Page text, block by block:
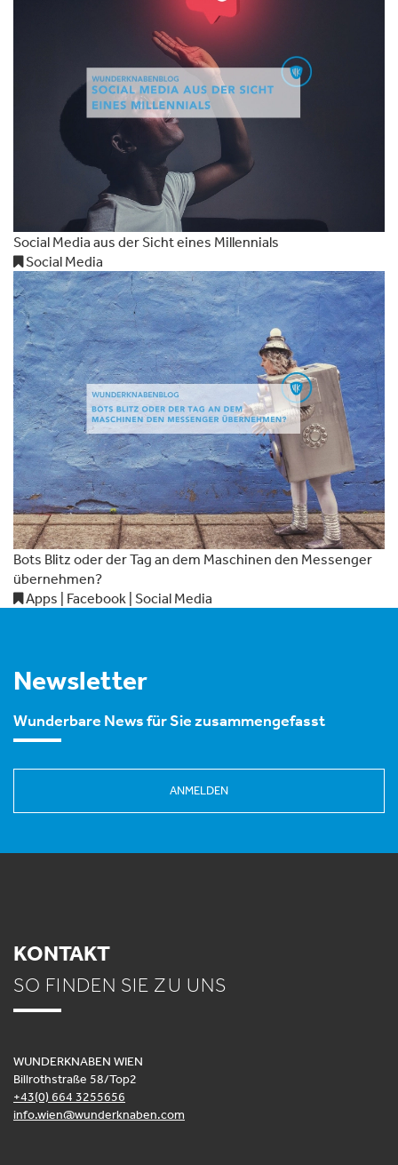
Social Media aus der Sicht eines Millennials
Social Media
Bots Blitz oder der Tag an dem Maschinen den Messenger
übernehmen?
Apps | Facebook | Social Media
Newsletter
Wunderbare News für Sie zusammengefasst
ANMELDEN
KONTAKT
SO FINDEN SIE ZU UNS
WUNDERKNABEN WIEN
Billrothstraße 58/Top2
+43(0) 664 3255656
info.wien@wunderknaben.com